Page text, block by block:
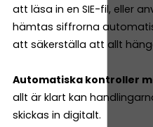
att läsa in en SIE-fil, eller
hämtas siffrorna
att säkerställa att allt
Automatiska kontroller
allt är klart kan
skickas in digitalt.